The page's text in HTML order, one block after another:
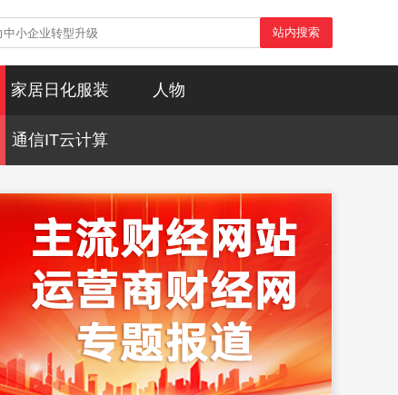
站内搜索
家居日化服装 人物
通信IT云计算